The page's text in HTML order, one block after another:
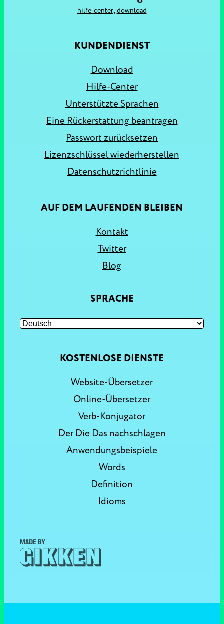
hilfe-center, download
KUNDENDIENST
Download
Hilfe-Center
Unterstützte Sprachen
Eine Rückerstattung beantragen
Passwort zurücksetzen
Lizenzschlüssel wiederherstellen
Datenschutzrichtlinie
AUF DEM LAUFENDEN BLEIBEN
Kontakt
Twitter
Blog
SPRACHE
KOSTENLOSE DIENSTE
Website-Übersetzer
Online-Übersetzer
Verb-Konjugator
Der Die Das nachschlagen
Anwendungsbeispiele
Words
Definition
Idioms